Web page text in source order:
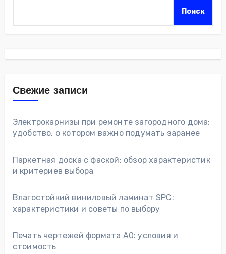
Поиск
Свежие записи
Электрокарнизы при ремонте загородного дома:
удобство, о котором важно подумать заранее
Паркетная доска с фаской: обзор характеристик
и критериев выбора
Влагостойкий виниловый ламинат SPC:
характеристики и советы по выбору
Печать чертежей формата А0: условия и
стоимость